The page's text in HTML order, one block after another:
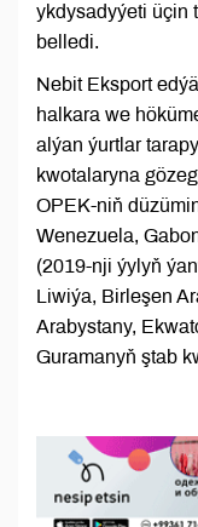
ykdysadyýeti üçin
belledi.
Nebit Eksport
halkara we
alýan ýurtlar
kwotalaryna
OPEK-niň
Wenezuela,
(2019-nji ýylyň
Liwiýa, Birleşen
Arabystany,
Guramanyň ştab